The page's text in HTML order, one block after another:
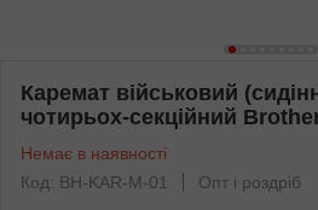
Каремат військовий
чотирьох-секційний
Немає в наявності
Код: BH-KAR-M-01
Опт і роздріб